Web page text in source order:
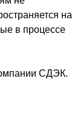
на
в процессе
СДЭК.